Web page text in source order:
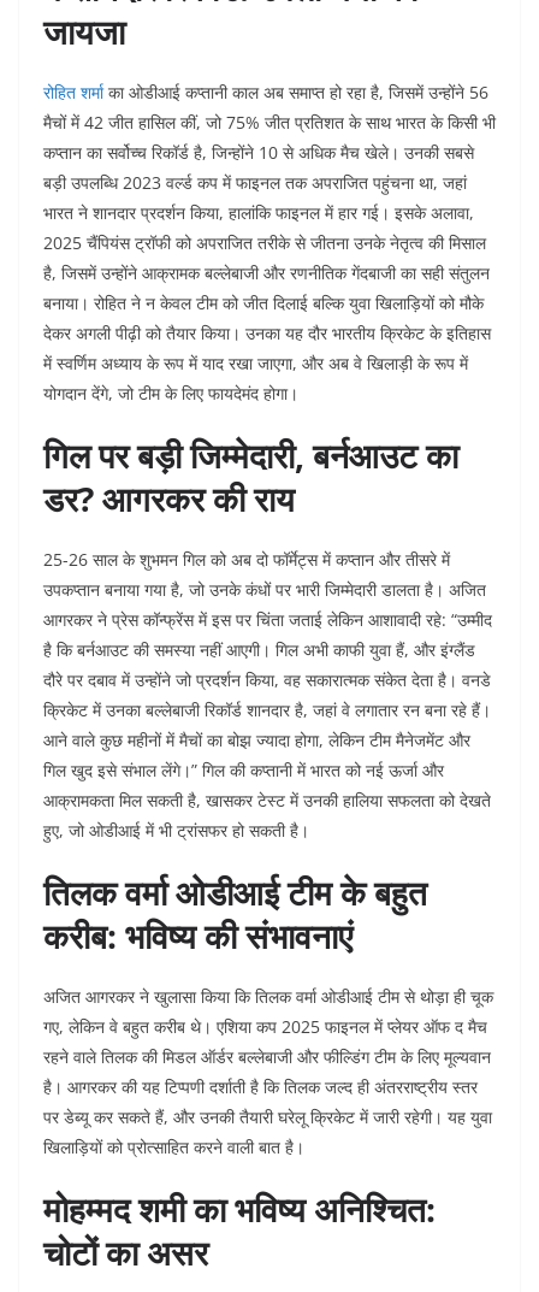
जायजा
रोहित शर्माका ओडीआई कप्तानी काल अब समाप्त हो रहा है, जिसमें उन्होंने 56
मैचों में 42 जीत हासिल कीं, जो 75% जीत प्रतिशत के साथ भारत के किसी भी
कप्तान का सर्वोच्च रिकॉर्ड है, जिन्होंने 10 से अधिक मैच खेले। उनकी सबसे
बड़ी उपलब्धि 2023 वर्ल्ड कप में फाइनल तक अपराजित पहुंचना था, जहां
भारत ने शानदार प्रदर्शन किया, हालांकि फाइनल में हार गई। इसके अलावा,
2025 चैंपियंस ट्रॉफी को अपराजित तरीके से जीतना उनके नेतृत्व की मिसाल
है, जिसमें उन्होंने आक्रामक बल्लेबाजी और रणनीतिक गेंदबाजी का सही संतुलन
बनाया। रोहित ने न केवल टीम को जीत दिलाई बल्कि युवा खिलाड़ियों को मौके
देकर अगली पीढ़ी को तैयार किया। उनका यह दौर भारतीय क्रिकेट के इतिहास
में स्वर्णिम अध्याय के रूप में याद रखा जाएगा, और अब वे खिलाड़ी के रूप में
योगदान देंगे, जो टीम के लिए फायदेमंद होगा।
गिल पर बड़ी जिम्मेदारी, बर्नआउट का
डर? आगरकर की राय
25-26 साल के शुभमन गिल को अब दो फॉर्मेट्स में कप्तान और तीसरे में
उपकप्तान बनाया गया है, जो उनके कंधों पर भारी जिम्मेदारी डालता है। अजित
आगरकर ने प्रेस कॉन्फ्रेंस में इस पर चिंता जताई लेकिन आशावादी रहे: “उम्मीद
है कि बर्नआउट की समस्या नहीं आएगी। गिल अभी काफी युवा हैं, और इंग्लैंड
दौरे पर दबाव में उन्होंने जो प्रदर्शन किया, वह सकारात्मक संकेत देता है। वनडे
क्रिकेट में उनका बल्लेबाजी रिकॉर्ड शानदार है, जहां वे लगातार रन बना रहे हैं।
आने वाले कुछ महीनों में मैचों का बोझ ज्यादा होगा, लेकिन टीम मैनेजमेंट और
गिल खुद इसे संभाल लेंगे।” गिल की कप्तानी में भारत को नई ऊर्जा और
आक्रामकता मिल सकती है, खासकर टेस्ट में उनकी हालिया सफलता को देखते
हुए, जो ओडीआई में भी ट्रांसफर हो सकती है।
तिलक वर्मा ओडीआई टीम के बहुत
करीब: भविष्य की संभावनाएं
अजित आगरकर ने खुलासा किया कि तिलक वर्मा ओडीआई टीम से थोड़ा ही चूक
गए, लेकिन वे बहुत करीब थे। एशिया कप 2025 फाइनल में प्लेयर ऑफ द मैच
रहने वाले तिलक की मिडल ऑर्डर बल्लेबाजी और फील्डिंग टीम के लिए मूल्यवान
है। आगरकर की यह टिप्पणी दर्शाती है कि तिलक जल्द ही अंतरराष्ट्रीय स्तर
पर डेब्यू कर सकते हैं, और उनकी तैयारी घरेलू क्रिकेट में जारी रहेगी। यह युवा
खिलाड़ियों को प्रोत्साहित करने वाली बात है।
मोहम्मद शमी का भविष्य अनिश्चित:
चोटों का असर